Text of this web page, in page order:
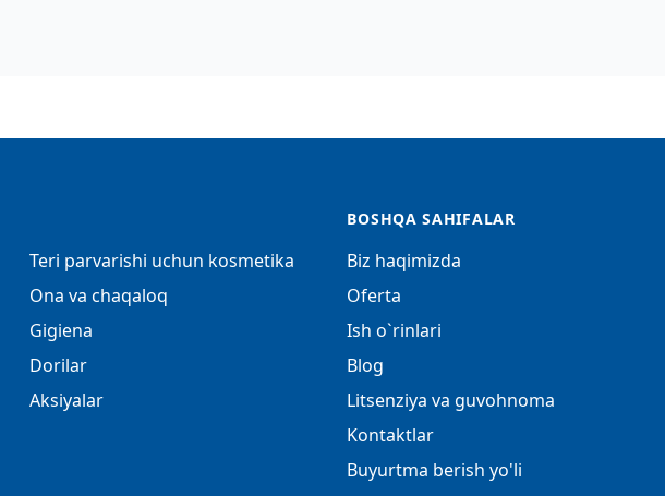
Teri parvarishi uchun kosmetika
Ona va chaqaloq
Gigiena
Dorilar
Aksiyalar
BOSHQA SAHIFALAR
Biz haqimizda
Oferta
Ish o`rinlari
Blog
Litsenziya va guvohnoma
Kontaktlar
Buyurtma berish yo'li